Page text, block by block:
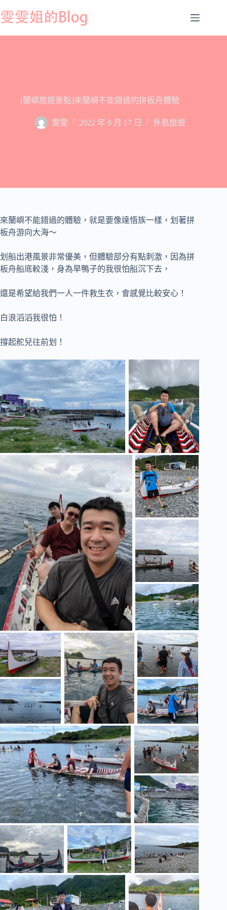
至
[蘭嶼旅遊景點]來蘭嶼不能錯過的拼板舟體驗
雯雯 2022 年 9 月 17 日 外島旅遊
來蘭嶼不能錯過的體驗，就是要像達悟族一樣，划著拼
板舟游向大海～
划船出港風景非常優美，但體驗部分有點刺激，因為拼
板舟船底較淺，身為旱鴨子的我很怕船沉下去，
還是希望給我們一人一件救生衣，會感覺比較安心！
白浪滔滔我很怕！
撐起舵兒往前划！